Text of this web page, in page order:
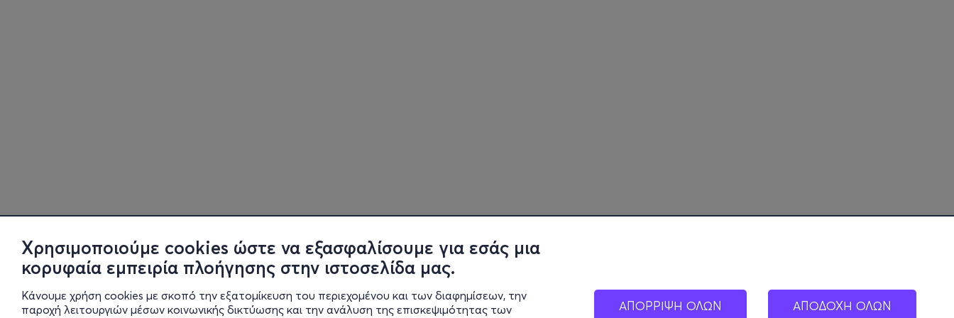
Χρησιμοποιούμε cookies ώστε να εξασφαλίσουμε για εσάς μια
κορυφαία εμπειρία πλοήγησης στην ιστοσελίδα μας.
Κάνουμε χρήση cookies με σκοπό την εξατομίκευση του περιεχομένου και των διαφημίσεων, την
παροχή λειτουργιών μέσων κοινωνικής δικτύωσης και την ανάλυση της επισκεψιμότητας των
ΑΠΟΡΡΙΨΗ ΟΛΩΝ ΑΠΟΔΟΧΗ ΟΛΩΝ